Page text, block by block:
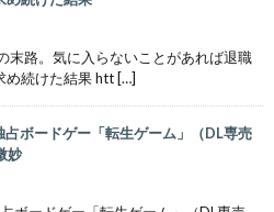
末路。気に入らないことがあれば退職
め続けた結果 htt […]
占ボードゲー「転生ゲーム」（DL専売
妙